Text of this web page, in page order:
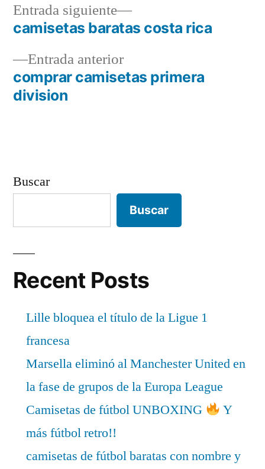
Navegación
de
entradas
Entrada anteriorEntrada
anterior:
comprar camisetas primera
division
Entrada siguiente
Entrada
siguiente:
camisetas baratas costa rica
Buscar
Buscar
Recent Posts
Lille bloquea el título de la Ligue 1
francesa
Marsella eliminó al Manchester United en
la fase de grupos de la Europa League
Camisetas de fútbol UNBOXING
Y
más fútbol retro!!
camisetas de fútbol baratas con nombre y